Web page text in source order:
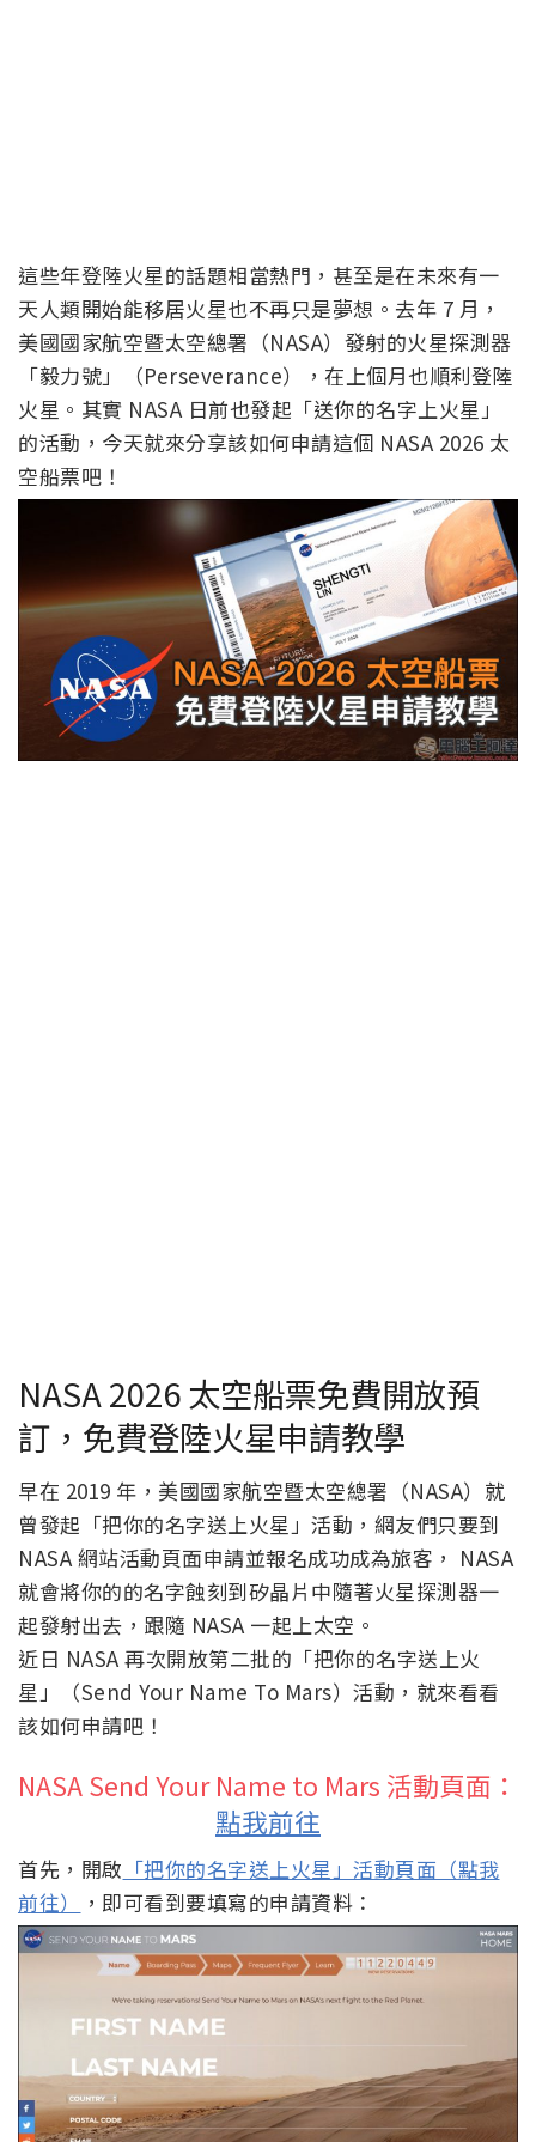
的活動，今天就來分享該如何申請這個 NASA 2026 太
空船票吧！
NASA 網站活動頁面申請並報名成功成為旅客， NASA
就會將你的的名字蝕刻到矽晶片中隨著火星探測器一
起發射出去，跟隨 NASA 一起上太空。
近日 NASA 再次開放第二批的「把你的名字送上火
星」（Send Your Name To Mars）活動，就來看看
該如何申請吧！
NASA Send Your Name to Mars 活動頁面：
點我前往
首先，開啟「把你的名字送上火星」活動頁面（點我
前往），即可看到要填寫的申請資料：
接著依序輸入姓名、郵遞區號、電子信箱並且選擇國
籍：